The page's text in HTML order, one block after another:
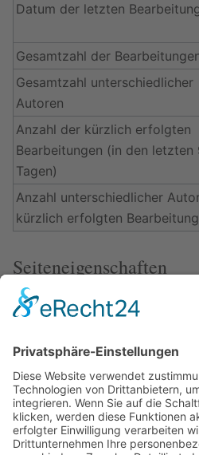
Datum der letzten
Gesamtzahl der
Gesamtzahl unterschiedlicher
Autoren
Anzahl der kürzlich erfolgten
Bearbeitungen (in den letzten
Tagen)
Anzahl unterschiedlicher
kürzlich erfolgten
Seiteneigenschaften
Magisches
Eingebundene
Vorlagen (3)
Vorlage:Buch